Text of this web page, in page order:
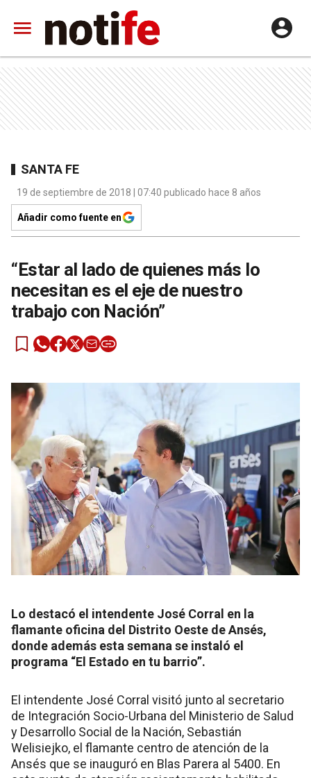
SANTA FE
19 de septiembre de 2018 | 07:40 publicado hace 8 años
Añadir como fuente en
“Estar al lado de quienes más lo
necesitan es el eje de nuestro
trabajo con Nación”
Lo destacó el intendente José Corral en la
flamante oficina del Distrito Oeste de Ansés,
donde además esta semana se instaló el
programa “El Estado en tu barrio”.
El intendente José Corral visitó junto al secretario
de Integración Socio-Urbana del Ministerio de Salud
y Desarrollo Social de la Nación, Sebastián
Welisiejko, el flamante centro de atención de la
Ansés que se inauguró en Blas Parera al 5400. En